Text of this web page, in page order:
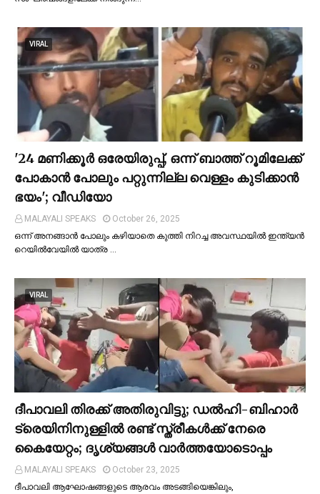
VIRAL
'24 മണിക്കൂര്‍ ഒരേയിരുപ്പ്, ഒന്ന് ബാത്ത് റൂമിലേക്ക്
പോകാന്‍ പോലും പറ്റുന്നില്ല വെള്ളം കുടിക്കാന്‍
ഭയം'; വീഡിയോ
MALAYALI SPEAKS
October 26, 2025
ഒന്ന് അനങ്ങാന്‍ പോലും കഴിയാതെ കുത്തി നിറച്ച അവസ്ഥയില്‍ ഇന്ത്യന്‍
റെയില്‍വേയില്‍ യാത്ര …
VIRAL
ദീപാവലി തിരക്ക് അതിരുവിട്ടു; ഡല്‍ഹി-ബിഹാര്‍
ട്രെയിനിനുള്ളില്‍ രണ്ട് സ്ത്രീകള്‍ക്ക് നേരെ
കൈയേറ്റം; ദൃശ്യങ്ങള്‍ വാർത്തയോടൊപ്പം
MALAYALI SPEAKS
October 23, 2025
ദീപാവലി ആഘോഷങ്ങളുടെ ആരവം അടങ്ങിയെങ്കിലും,